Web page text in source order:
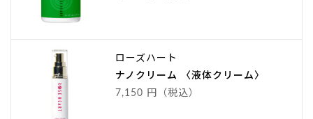
ローズハート
ナノクリーム 〈液体クリーム〉
7,150 円（税込）